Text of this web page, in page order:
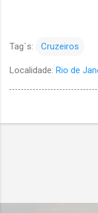
Tag´s: Cruzeiros
Localidade: Rio de